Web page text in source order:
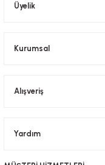
Üyelik
Kurumsal
Alışveriş
Yardım